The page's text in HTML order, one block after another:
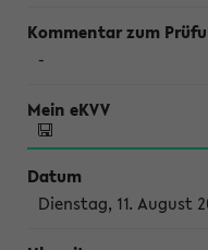
-
Dienstag, 11. August